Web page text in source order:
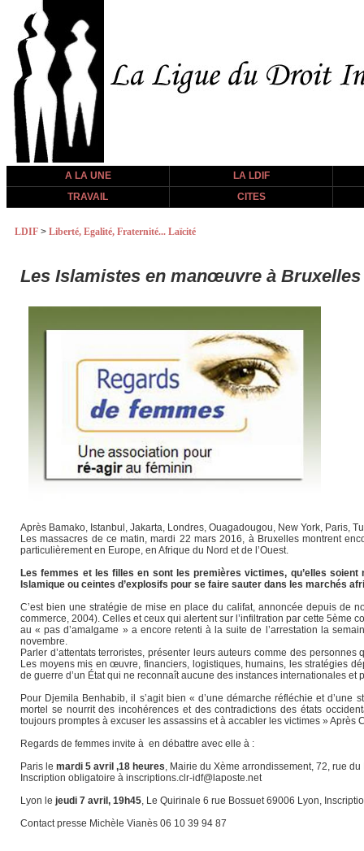
A LA UNE
LA LDIF
TRAVAIL
CITES
LDIF > Liberté, Egalité, Fraternité... Laïcité
Les Islamistes en manœuvre à Bruxelles
Après Bamako, Istanbul, Jakarta, Londres, Ouagadougou, New York, Paris,
Les massacres de ce matin, mardi 22 mars 2016, à Bruxelles montrent
particulièrement en Europe, en Afrique du Nord et de l’Ouest.
Les femmes et les filles en sont les premières victimes, qu’elles
Islamique ou ceintes d’explosifs pour se faire sauter dans les marchés
C’est bien une stratégie de mise en place du califat, annoncée depuis de
commerce, 2004). Celles et ceux qui alertent sur l’infiltration par cette 5ème
au « pas d’amalgame » a encore retenti à la suite de l’arrestation la
novembre.
Parler d’attentats terroristes, présenter leurs auteurs comme des
Les moyens mis en œuvre, financiers, logistiques, humains, les stratégies
de guerre d’un État qui ne reconnaît aucune des instances internationales
Pour Djemila Benhabib, il s’agit bien « d’une démarche réfléchie et
mortel se nourrit des incohérences et des contradictions des états
toujours promptes à excuser les assassins et à accabler les victimes »
Regards de femmes invite à en débattre avec elle à :
Paris le mardi 5 avril ,18 heures, Mairie du Xème arrondissement, 72, rue
Inscription obligatoire à inscriptions.clr-idf@laposte.net
Lyon le jeudi 7 avril, 19h45, Le Quirinale 6 rue Bossuet 69006 Lyon,
Contact presse Michèle Vianès 06 10 39 94 87